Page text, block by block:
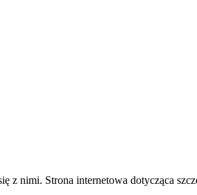
z nimi. Strona internetowa dotycząca